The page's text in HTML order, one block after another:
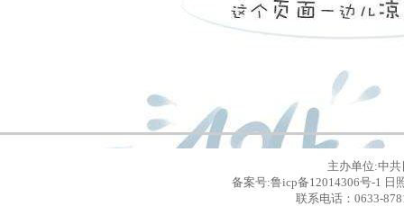
主办单位:中
备案号:鲁icp备12014306号-1
联系电话：0633-